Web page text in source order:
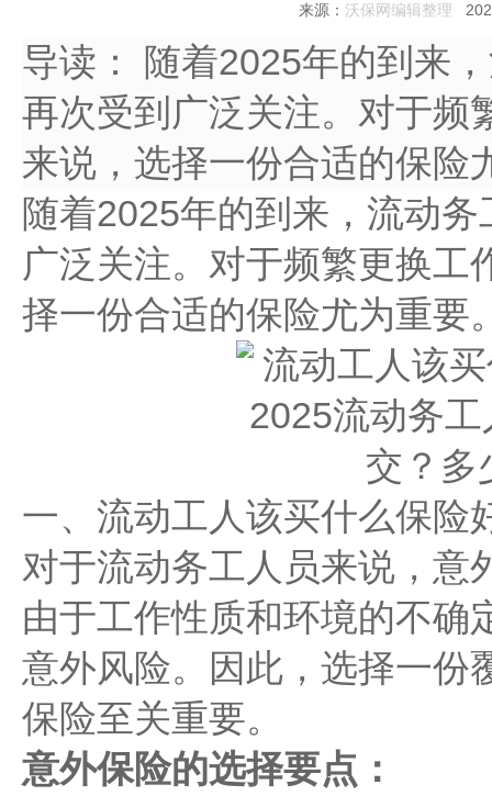
来源： 沃保网编辑整理
导读：
随着2025年的到来
再次受到广泛关注。对于频
来说，选择一份合适的保险
随着2025年的到来，流动务
广泛关注。对于频繁更换工
择一份合适的保险尤为重要
一、流动工人该买什么保险
对于流动务工人员来说，意
由于工作性质和环境的不确
意外风险。因此，选择一份
保险至关重要。
‌意外保险的选择要点‌：